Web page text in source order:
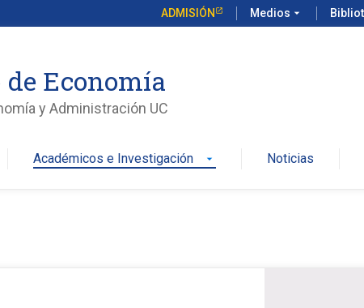
ADMISIÓN Medios arrow_drop_down
Economía
y Administración UC
Académicos e Investigación arrow_drop_down Noticias